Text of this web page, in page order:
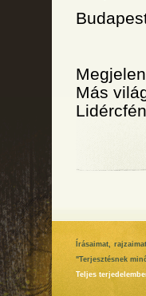
Más
Írásaimat,
"Terjesztésnek
Teljes